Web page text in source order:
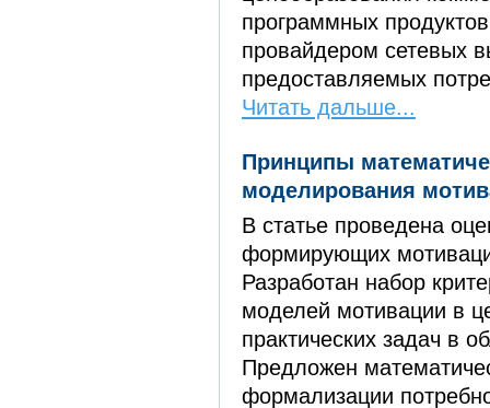
программных
провайдером сетевых
предоставляемых
Читать дальше...
Принципы
моделирования
В статье проведена
формирующих
Разработан набор
моделей мотивации в
практических задач в
Предложен
формализации